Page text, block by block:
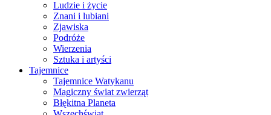
Ludzie i życie
Znani i lubiani
Zjawiska
Podróże
Wierzenia
Sztuka i artyści
Tajemnice
Tajemnice Watykanu
Magiczny świat zwierząt
Błękitna Planeta